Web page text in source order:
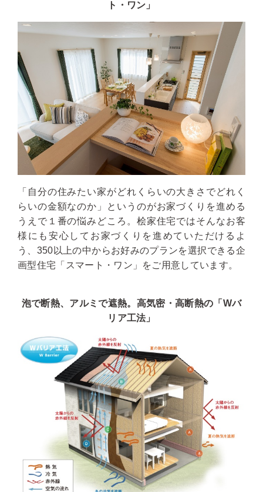
ト・ワン」
「自分の住みたい家がどれくらいの大きさでどれく
らいの金額なのか」というのがお家づくりを進める
うえで１番の悩みどころ。桧家住宅ではそんなお客
様にも安心してお家づくりを進めていただけるよ
う、350以上の中からお好みのプランを選択できる企
画型住宅「スマート・ワン」をご用意しています。
泡で断熱、アルミで遮熱。高気密・高断熱の「Wバ
リア工法」